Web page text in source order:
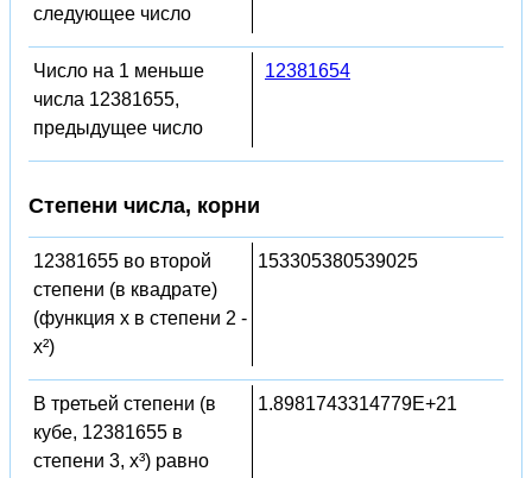
следующее число
Число на 1 меньше
числа 12381655,
предыдущее число
12381654
Степени числа, корни
12381655 во второй
степени (в квадрате)
(функция x в степени 2 -
x²)
153305380539025
В третьей степени (в
кубе, 12381655 в
степени 3, x³) равно
1.8981743314779E+21